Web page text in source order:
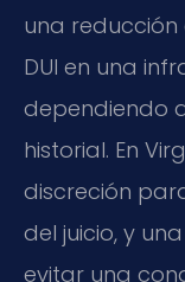
una
DUI en una
dependiendo
historial. En
discreción
del juicio, y
evitar una